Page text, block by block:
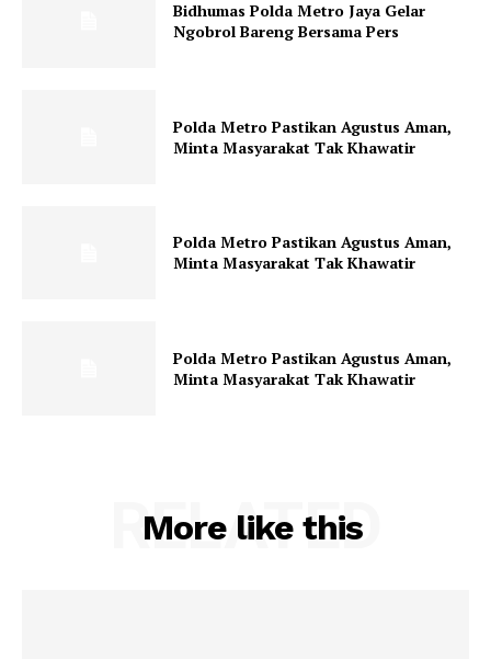
Bidhumas Polda Metro Jaya Gelar
Ngobrol Bareng Bersama Pers
Polda Metro Pastikan Agustus Aman,
Minta Masyarakat Tak Khawatir
Polda Metro Pastikan Agustus Aman,
Minta Masyarakat Tak Khawatir
Polda Metro Pastikan Agustus Aman,
Minta Masyarakat Tak Khawatir
More like this
RELATED